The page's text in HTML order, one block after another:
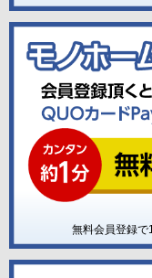
無料会員登録で